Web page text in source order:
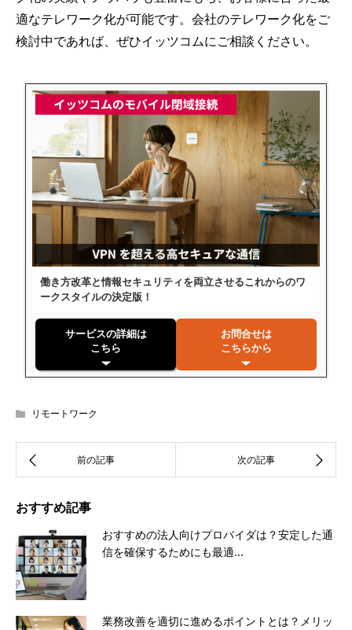
適なテレワーク化が可能です。会社のテレワーク化をご
検討中であれば、ぜひイッツコムにご相談ください。
働き方改革と情報セキュリティを両立させるこれからのワ
ークスタイルの決定版！
サービスの詳細は
こちら
お問合せは
こちらから
リモートワーク
おすすめ記事
おすすめの法人向けプロバイダは？安定した通
信を確保するためにも最適...
業務改善を適切に進めるポイントとは？メリッ